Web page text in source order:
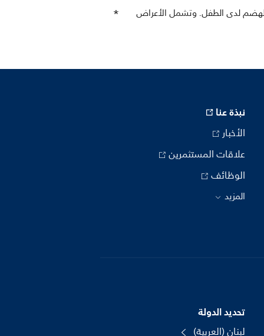
الهضم لدى الطفل. وتشمل الأعراض
نبذة عنا
الأخبار
علاقات المستثمرين
الوظائف
المزيد
تحديد الدولة
لبنان (العربية)